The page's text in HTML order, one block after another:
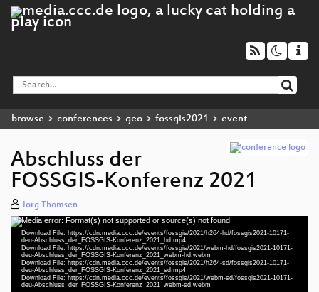
browse conferences geo fossgis2021 event
Abschluss der
FOSSGIS-Konferenz 2021
Jörg Thomsen
Video
Player
Media error: Format(s) not supported or source(s) not found
Download File: https://cdn.media.ccc.de/events/fossgis/2021/h264-hd/fossgis2021-10171-
deu-Abschluss_der_FOSSGIS-Konferenz_2021_hd.mp4
Download File: https://cdn.media.ccc.de/events/fossgis/2021/webm-hd/fossgis2021-10171-
deu-Abschluss_der_FOSSGIS-Konferenz_2021_webm-hd.webm
Download File: https://cdn.media.ccc.de/events/fossgis/2021/h264-sd/fossgis2021-10171-
deu-Abschluss_der_FOSSGIS-Konferenz_2021_sd.mp4
Download File: https://cdn.media.ccc.de/events/fossgis/2021/webm-sd/fossgis2021-10171-
deu-Abschluss_der_FOSSGIS-Konferenz_2021_webm-sd.webmdeu 1080p (mp4)